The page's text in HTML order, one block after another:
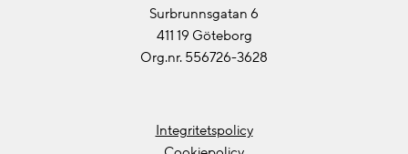
Surbrunnsgatan 6
411 19 Göteborg
Org.nr. 556726-3628
Integritetspolicy